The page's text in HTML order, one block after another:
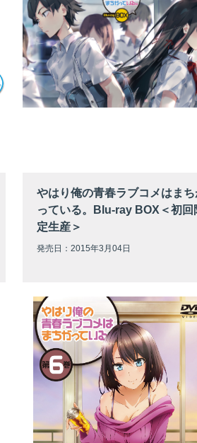
やはり俺の青春ラブコメはまち
っている。Blu-ray BOX＜初回
定生産＞
発売日：2015年3月04日